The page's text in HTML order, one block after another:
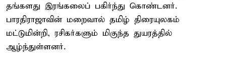
தங்களது இரங்கலைப் பகிர்ந்து கொண்டனர்.
பாரதிராஜாவின் மறைவால் தமிழ் திரையுலகம்
மட்டுமின்றி, ரசிகர்களும் மிகுந்த துயரத்தில்
ஆழ்ந்துள்ளனர்.